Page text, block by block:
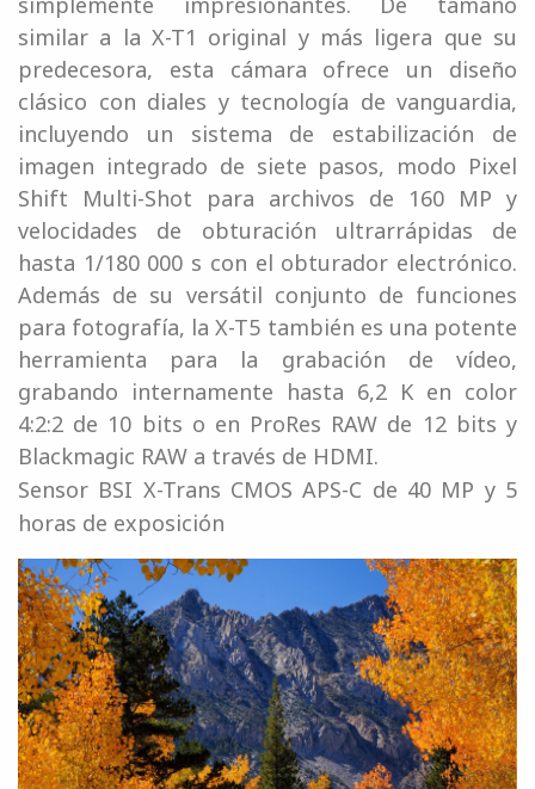
similar a la X-T1 original y más ligera que su
predecesora, esta cámara ofrece un diseño
clásico con diales y tecnología de vanguardia,
incluyendo un sistema de estabilización de
imagen integrado de siete pasos, modo Pixel
Shift Multi-Shot para archivos de 160 MP y
velocidades de obturación ultrarrápidas de
hasta 1/180 000 s con el obturador electrónico.
Además de su versátil conjunto de funciones
para fotografía, la X-T5 también es una potente
herramienta para la grabación de vídeo,
grabando internamente hasta 6,2 K en color
4:2:2 de 10 bits o en ProRes RAW de 12 bits y
Blackmagic RAW a través de HDMI.
Sensor BSI X-Trans CMOS APS-C de 40 MP y 5
horas de exposición